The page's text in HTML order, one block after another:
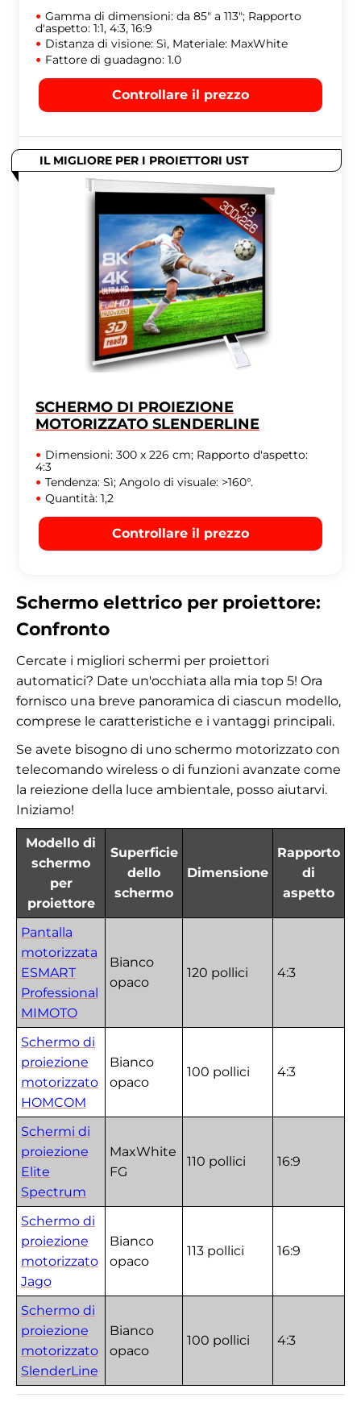
Gamma di dimensioni: da 85" a 113"; Rapporto
d'aspetto: 1:1, 4:3, 16:9
Distanza di visione: Sì, Materiale: MaxWhite
Fattore di guadagno: 1.0
Controllare il prezzo
IL MIGLIORE PER I PROIETTORI UST
SCHERMO DI PROIEZIONE
MOTORIZZATO SLENDERLINE
Dimensioni: 300 x 226 cm; Rapporto d'aspetto:
4:3
Tendenza: Sì; Angolo di visuale: >160°.
Quantità: 1,2
Controllare il prezzo
Schermo elettrico per proiettore:
Confronto
Cercate i migliori schermi per proiettori
automatici? Date un'occhiata alla mia top 5! Ora
fornisco una breve panoramica di ciascun modello,
comprese le caratteristiche e i vantaggi principali.
Se avete bisogno di uno schermo motorizzato con
telecomando wireless o di funzioni avanzate come
la reiezione della luce ambientale, posso aiutarvi.
Iniziamo!
Modello di
schermo
per
proiettore
Superficie
dello
schermo
Dimensione
Rapporto
di
aspetto
Pantalla
motorizzata
ESMART
Professional
MIMOTO
Bianco
opaco
120 pollici 4:3
Schermo di
proiezione
motorizzato
HOMCOM
Bianco
opaco
100 pollici 4:3
Schermi di
proiezione
Elite
Spectrum
MaxWhite
FG
110 pollici 16:9
Schermo di
proiezione
motorizzato
Jago
Bianco
opaco
113 pollici 16:9
Schermo di
proiezione
motorizzato
SlenderLine
Bianco
opaco
100 pollici 4:3